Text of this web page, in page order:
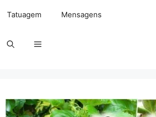
Tatuagem Mensagens